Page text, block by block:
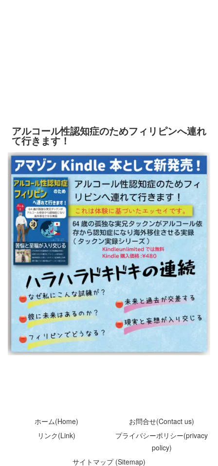
アルコール性認知症のためフィリピンへ連れ
て行きます！
ホーム(Home)
お問合せ(Contact us)
リンク(Link)
プライバシーポリシー(privacy
policy)
サイトマップ (Sitemap)